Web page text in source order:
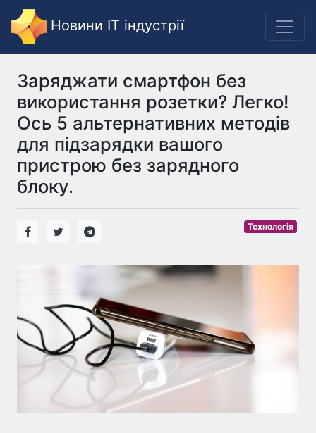
Новини IT індустрії
Заряджати смартфон без
використання розетки? Легко!
Ось 5 альтернативних методів
для підзарядки вашого
пристрою без зарядного
блоку.
Технологія